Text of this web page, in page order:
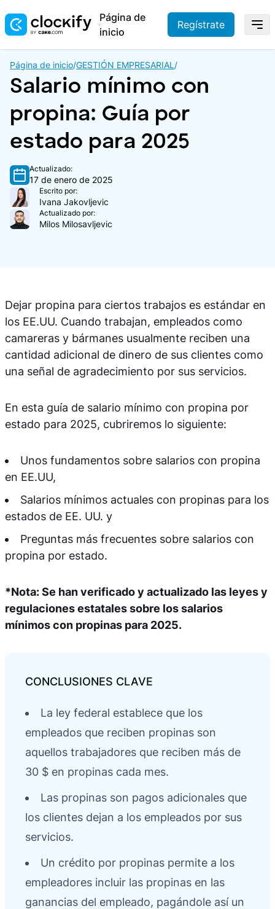
Página de
inicio
Regístrate
Página de inicio/GESTIÓN EMPRESARIAL /
Salario mínimo con
propina: Guía por
estado para 2025
Actualizado:
17 de enero de 2025
Escrito por:
Ivana Jakovljevic
Actualizado por:
Milos Milosavljevic
Dejar propina para ciertos trabajos es estándar en
los EE.UU. Cuando trabajan, empleados como
camareras y bármanes usualmente reciben una
cantidad adicional de dinero de sus clientes como
una señal de agradecimiento por sus servicios.
En esta guía de salario mínimo con propina por
estado para 2025, cubriremos lo siguiente:
Unos fundamentos sobre salarios con propina
en EE.UU,
Salarios mínimos actuales con propinas para los
estados de EE. UU. y
Preguntas más frecuentes sobre salarios con
propina por estado.
*Nota: Se han verificado y actualizado las leyes y
regulaciones estatales sobre los salarios
mínimos con propinas para 2025.
La ley federal establece que los
empleados que reciben propinas son
aquellos trabajadores que reciben más de
30 $ en propinas cada mes.
Las propinas son pagos adicionales que
los clientes dejan a los empleados por sus
servicios.
Un crédito por propinas permite a los
empleadores incluir las propinas en las
ganancias del empleado, pagándole así un